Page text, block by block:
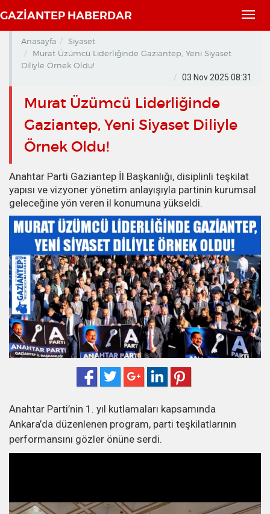
GAZİANTEP HABERDAR
Anasayfa
Siyaset
Murat Üzümcü Liderliğinde Gaziantep, Yeni Siyaset
Diliyle Örnek Oldu!
03 Nov 2025 08:31
Murat Üzümcü Liderliğinde
Gaziantep, Yeni Siyaset Diliyle
Örnek Oldu!
Anahtar Parti Gaziantep İl Başkanlığı, disiplinli teşkilat
yapısı ve vizyoner yönetim anlayışıyla partinin kurumsal
geleceğine yön veren il konumuna yükseldi.
Anahtar Parti’nin 1. yıl kutlamaları kapsamında
Ankara’da düzenlenen program, parti teşkilatlarının
performansını gözler önüne serdi.